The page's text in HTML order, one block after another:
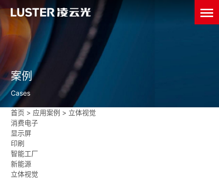
案例
Cases
首页 > 应用案例 > 立体视觉
消费电子
显示屏
印刷
智能工厂
新能源
立体视觉